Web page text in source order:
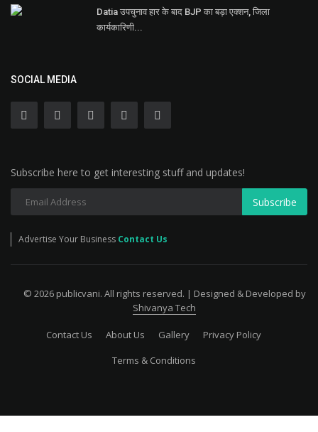
Datia उपचुनाव हार के बाद BJP का बड़ा एक्शन, जिला
कार्यकारिणी...
SOCIAL MEDIA
Subscribe here to get interesting stuff and updates!
Subscribe
Advertise Your Business Contact Us
© 2026 publicvani. All rights reserved. | Designed & Developed by
Shivanya Tech
Contact Us About Us Gallery
Privacy Policy
Terms & Conditions